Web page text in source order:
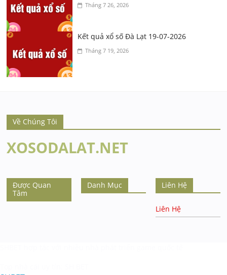
Tháng 7 26, 2026
Kết quả xổ số Đà Lạt 19-07-2026
Tháng 7 19, 2026
Về Chúng Tôi
XOSODALAT.NET
Được Quan
Tâm
Danh Mục Liên Hệ
Liên Hệ